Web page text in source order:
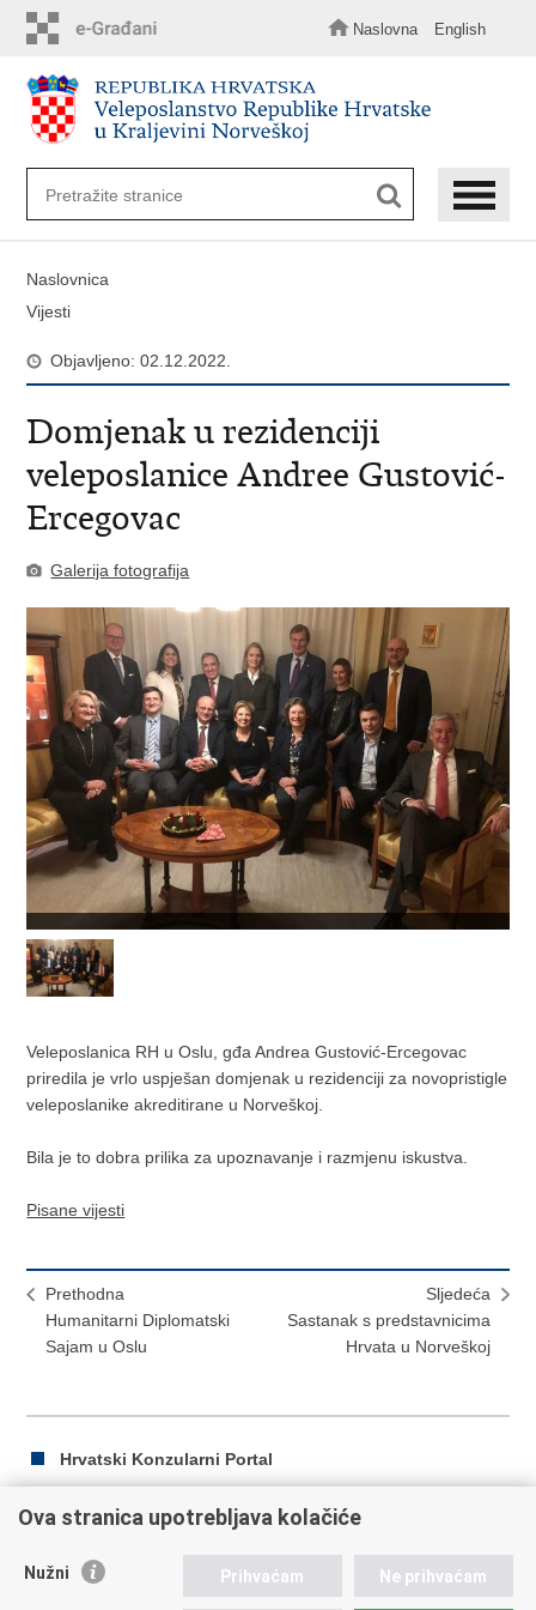
sadržaj
Naslovna English
Naslovnica
Vijesti
Objavljeno: 02.12.2022.
Domjenak u rezidenciji
veleposlanice Andree Gustović-
Ercegovac
Galerija fotografija
Veleposlanica RH u Oslu, gđa Andrea Gustović-Ercegovac
priredila je vrlo uspješan domjenak u rezidenciji za novopristigle
veleposlanike akreditirane u Norveškoj.
Bila je to dobra prilika za upoznavanje i razmjenu iskustva.
Pisane vijesti
Prethodna
Humanitarni Diplomatski
Sajam u Oslu
Sljedeća
Sastanak s predstavnicima
Hrvata u Norveškoj
Hrvatski Konzularni Portal
Ispiši
Podijeli
Ova stranica upotrebljava kolačiće
Nužni Prihvaćam Ne prihvaćam